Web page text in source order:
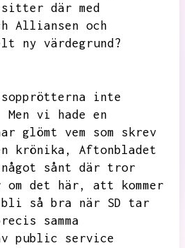
sitter där med
Alliansen och
ny värdegrund?
inte
Men vi hade en
glömt vem som skrev
krönika,
Aftonbladet
sånt där tror
om det här,
att kommer
så bra när SD tar
samma
public service